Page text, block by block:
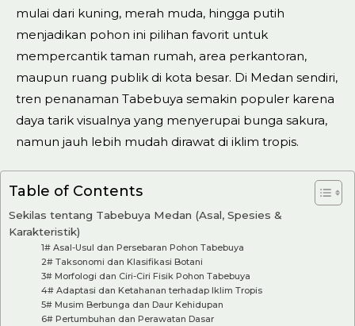
mulai dari kuning, merah muda, hingga putih
menjadikan pohon ini pilihan favorit untuk
mempercantik taman rumah, area perkantoran,
maupun ruang publik di kota besar. Di Medan sendiri,
tren penanaman Tabebuya semakin populer karena
daya tarik visualnya yang menyerupai bunga sakura,
namun jauh lebih mudah dirawat di iklim tropis.
Table of Contents
Sekilas tentang Tabebuya Medan (Asal, Spesies &
Karakteristik)
1# Asal-Usul dan Persebaran Pohon Tabebuya
2# Taksonomi dan Klasifikasi Botani
3# Morfologi dan Ciri-Ciri Fisik Pohon Tabebuya
4# Adaptasi dan Ketahanan terhadap Iklim Tropis
5# Musim Berbunga dan Daur Kehidupan
6# Pertumbuhan dan Perawatan Dasar